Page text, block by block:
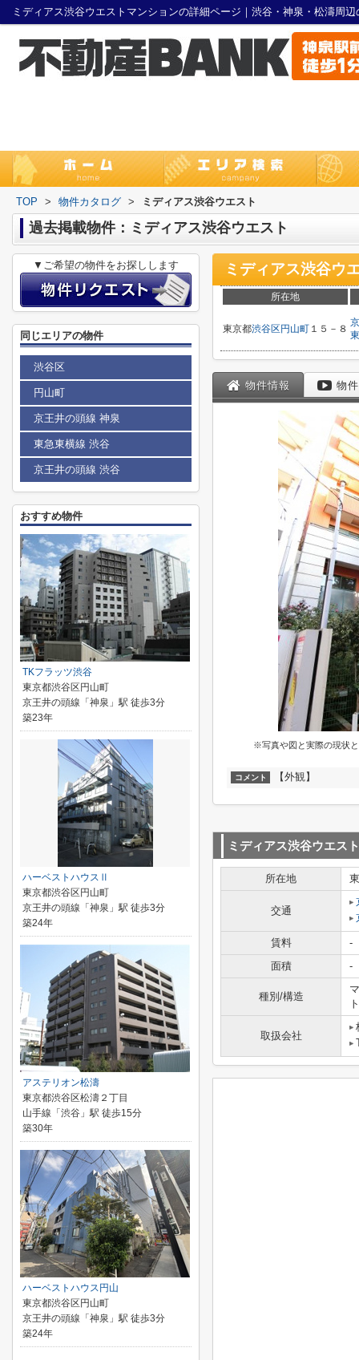
ミディアス渋谷ウエストマンションの詳細ページ｜渋谷・神泉・松濤周
TOP > 物件カタログ > ミディアス渋谷ウエスト
過去掲載物件：ミディアス渋谷ウエスト
ミディアス渋谷ウ
所在地
東京都渋谷区 円山町 １５－８
物件情報 物
※写真や図と実際の現状
コメント 【外観】
ミディアス渋谷ウエスト
所在地
交通
賃料
-
面積
-
種別/構造
ト
取扱会社
▼ご希望の物件をお探しします
同じエリアの物件
渋谷区
円山町
京王井の頭線 神泉
東急東横線 渋谷
京王井の頭線 渋谷
おすすめ物件
TKフラッツ渋谷
東京都渋谷区円山町
京王井の頭線「神泉」駅 徒歩3分
築23年
ハーベストハウスⅡ
東京都渋谷区円山町
京王井の頭線「神泉」駅 徒歩3分
築24年
アステリオン松濤
東京都渋谷区松濤２丁目
山手線「渋谷」駅 徒歩15分
築30年
ハーベストハウス円山
東京都渋谷区円山町
京王井の頭線「神泉」駅 徒歩3分
築24年